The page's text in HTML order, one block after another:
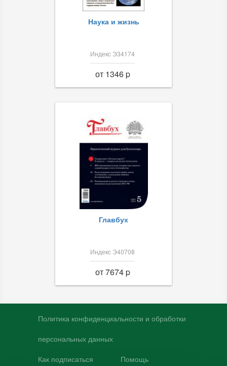
Наука и жизнь
Индекс Э34174
от 1346 p
Главбух
Индекс Э40708
от 7674 p
Политика конфиденциальности и обработки
персональных данных
Как подписаться Помощь